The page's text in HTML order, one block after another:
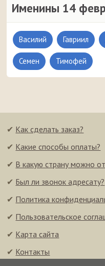
Именины 14
Василий Гавриил
Семен Тимофей
✔ Как сделать заказ?
✔ Какие способы оплаты?
✔ В какую страну можно
✔ Был ли звонок адресату?
✔ Политика
✔ Пользовательское
✔ Карта сайта
✔ Контакты